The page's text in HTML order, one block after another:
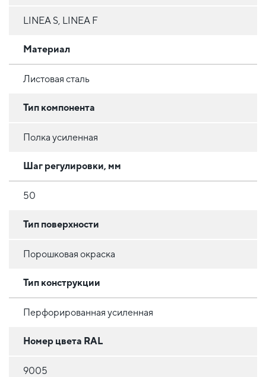
LINEA S, LINEA F
Материал
Листовая сталь
Тип компонента
Полка усиленная
Шаг регулировки, мм
50
Тип поверхности
Порошковая окраска
Тип конструкции
Перфорированная усиленная
Номер цвета RAL
9005